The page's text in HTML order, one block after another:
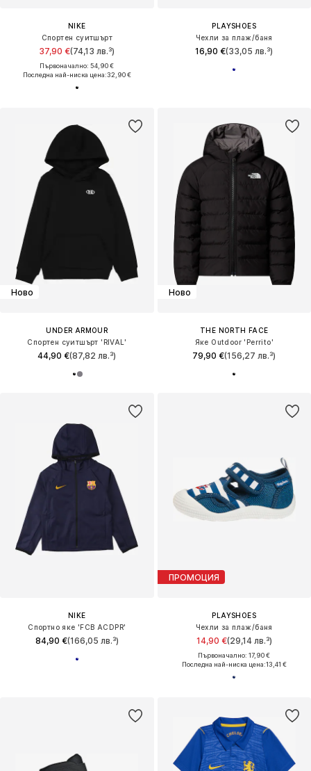
NIKE
Спортен суитшърт
37,90 €(74,13 лв.³)
Първоначално: 54,90 €
Последна най-ниска цена:32,90 €
PLAYSHOES
Чехли за плаж/баня
16,90 €(33,05 лв.³)
Ново
UNDER ARMOUR
Спортен суитшърт 'RIVAL'
44,90 €(87,82 лв.³)
Ново
THE NORTH FACE
Яке Outdoor 'Perrito'
79,90 €(156,27 лв.³)
NIKE
Спортно яке 'FCB ACDPR'
84,90 €(166,05 лв.³)
ПРОМОЦИЯ
PLAYSHOES
Чехли за плаж/баня
14,90 €(29,14 лв.³)
Първоначално: 17,90 €
Последна най-ниска цена:13,41 €